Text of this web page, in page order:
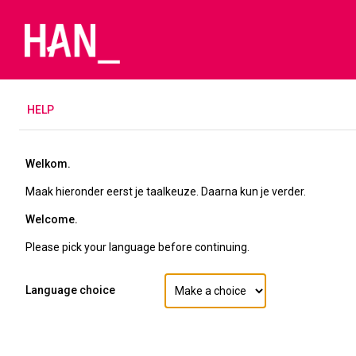
H ELP
Welkom.
Maak hieronder eerst je taalkeuze. Daarna kun je verder.
Welcome.
Please pick your language before continuing.
Language choice